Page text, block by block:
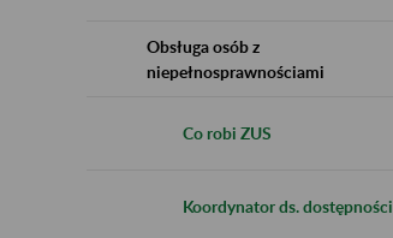
Obsługa osób z
niepełnosprawnościami
Co robi ZUS
Koordynator ds. dostępności